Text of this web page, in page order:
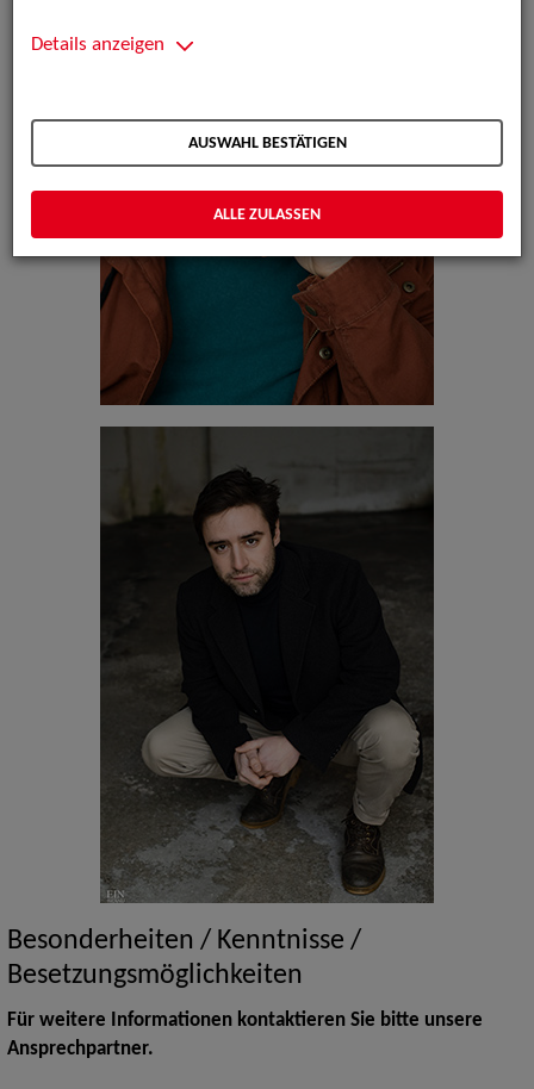
Besonderheiten / Kenntnisse /
Besetzungsmöglichkeiten
Für weitere Informationen kontaktieren Sie bitte unsere
Ansprechpartner.
Details anzeigen
AUSWAHL BESTÄTIGEN
ALLE ZULASSEN